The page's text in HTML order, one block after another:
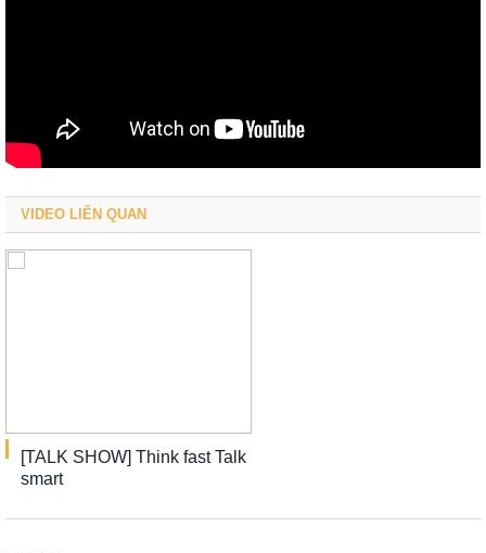
VIDEO LIÊN QUAN
[TALK SHOW] Think fast Talk
smart